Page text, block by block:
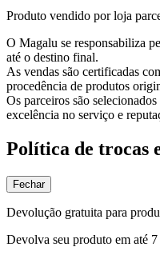
Produto vendido por loja
O Magalu se responsabiliza
até o destino final.
As vendas são certificadas
procedência de produtos
Os parceiros são
excelência no serviço e
Política de trocas
Fechar
Devolução gratuita para
Devolva seu produto em até